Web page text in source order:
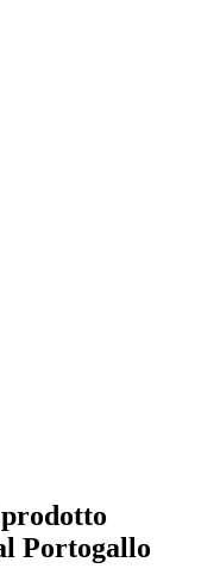
Portogallo